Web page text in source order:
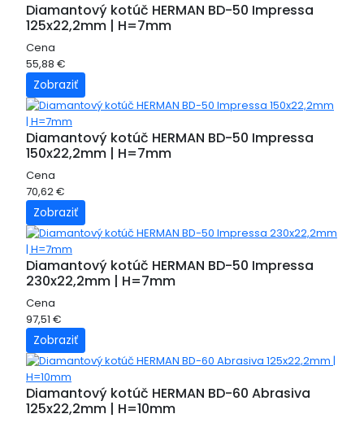
Diamantový kotúč HERMAN BD-50 Impressa
125x22,2mm | H=7mm
Cena
55,88 €
Zobraziť
Diamantový kotúč HERMAN BD-50 Impressa
150x22,2mm | H=7mm
Cena
70,62 €
Zobraziť
Diamantový kotúč HERMAN BD-50 Impressa
230x22,2mm | H=7mm
Cena
97,51 €
Zobraziť
Diamantový kotúč HERMAN BD-60 Abrasiva
125x22,2mm | H=10mm